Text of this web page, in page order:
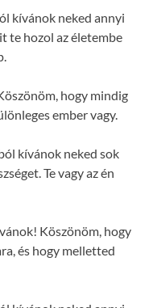
kívánok neked annyi
te hozol az életembe
hogy mindig
ember vagy.
kívánok neked sok
Te vagy az én
Köszönöm, hogy
és hogy melletted